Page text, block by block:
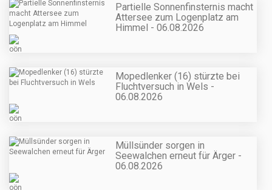
Partielle Sonnenfinsternis macht
Attersee zum Logenplatz am
Himmel - 06.08.2026
Mopedlenker (16) stürzte bei
Fluchtversuch in Wels -
06.08.2026
Müllsünder sorgen in
Seewalchen erneut für Ärger -
06.08.2026